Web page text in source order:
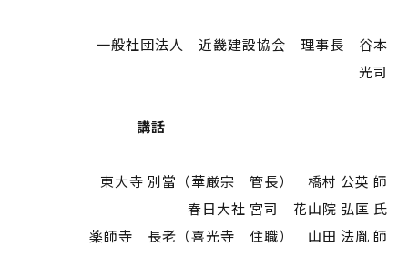
一般社団法人 近畿建設協会 理事長 谷本
光司
講話
東大寺 別當（華厳宗 管長） 橋村 公英 師
春日大社 宮司 花山院 弘匡 氏
薬師寺 長老（喜光寺 住職） 山田 法胤 師